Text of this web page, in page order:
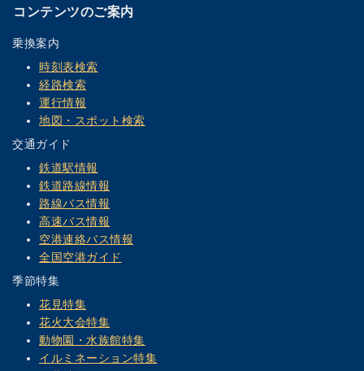
コンテンツのご案内
乗換案内
時刻表検索
経路検索
運行情報
地図・スポット検索
交通ガイド
鉄道駅情報
鉄道路線情報
路線バス情報
高速バス情報
空港連絡バス情報
全国空港ガイド
季節特集
花見特集
花火大会特集
動物園・水族館特集
イルミネーション特集